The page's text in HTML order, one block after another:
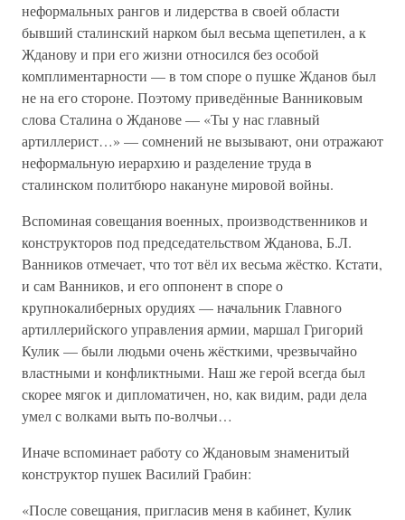
неформальных рангов и лидерства в своей области
бывший сталинский нарком был весьма щепетилен, а к
Жданову и при его жизни относился без особой
комплиментарности — в том споре о пушке Жданов был
не на его стороне. Поэтому приведённые Ванниковым
слова Сталина о Жданове — «Ты у нас главный
артиллерист…» — сомнений не вызывают, они отражают
неформальную иерархию и разделение труда в
сталинском политбюро накануне мировой войны.
Вспоминая совещания военных, производственников и
конструкторов под председательством Жданова, Б.Л.
Ванников отмечает, что тот вёл их весьма жёстко. Кстати,
и сам Ванников, и его оппонент в споре о
крупнокалиберных орудиях — начальник Главного
артиллерийского управления армии, маршал Григорий
Кулик — были людьми очень жёсткими, чрезвычайно
властными и конфликтными. Наш же герой всегда был
скорее мягок и дипломатичен, но, как видим, ради дела
умел с волками выть по-волчьи…
Иначе вспоминает работу со Ждановым знаменитый
конструктор пушек Василий Грабин:
«После совещания, пригласив меня в кабинет, Кулик